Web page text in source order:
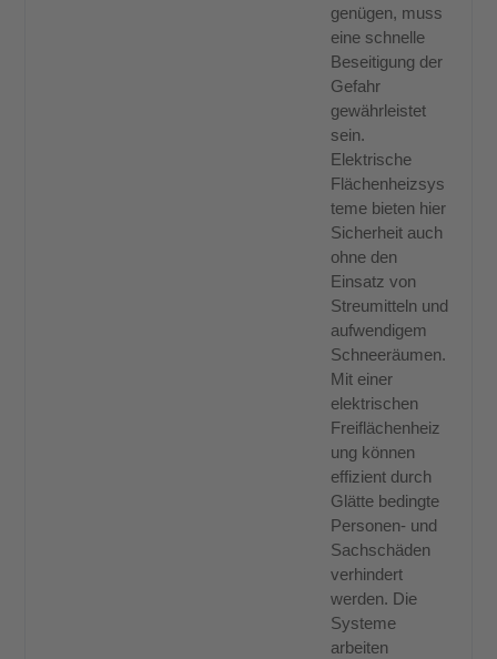
genügen, muss
eine schnelle
Beseitigung der
Gefahr
gewährleistet
sein.
Elektrische
Flächenheizsys
teme bieten hier
Sicherheit auch
ohne den
Einsatz von
Streumitteln und
aufwendigem
Schneeräumen.
Mit einer
elektrischen
Freiflächenheiz
ung können
effizient durch
Glätte bedingte
Personen- und
Sachschäden
verhindert
werden. Die
Systeme
arbeiten